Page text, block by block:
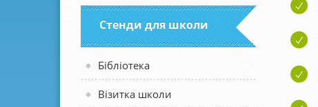
Стенди для школи
Бібліотека
Візитка школи